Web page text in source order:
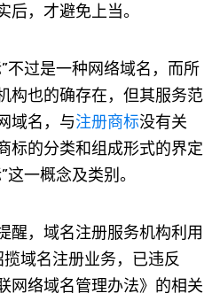
后，才避免上当。
过是一种网络域名，而所
构也的确存在，但其服务范
域名，与注册商标没有关
标的分类和组成形式的界定
一概念及类别。
，域名注册服务机构利用
揽域名注册业务，已违反
网络域名管理办法》的相关